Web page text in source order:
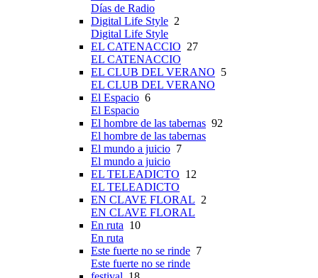
Días de Radio
Digital Life Style 2
Digital Life Style
EL CATENACCIO 27
EL CATENACCIO
EL CLUB DEL VERANO 5
EL CLUB DEL VERANO
El Espacio 6
El Espacio
El hombre de las tabernas 92
El hombre de las tabernas
El mundo a juicio 7
El mundo a juicio
EL TELEADICTO 12
EL TELEADICTO
EN CLAVE FLORAL 2
EN CLAVE FLORAL
En ruta 10
En ruta
Este fuerte no se rinde 7
Este fuerte no se rinde